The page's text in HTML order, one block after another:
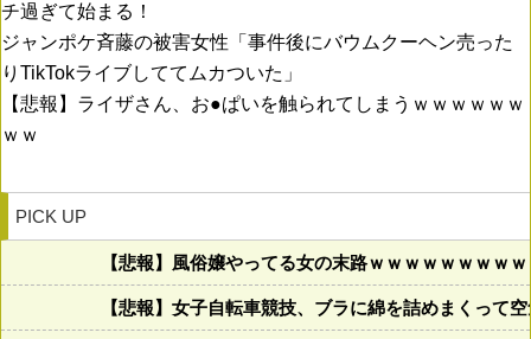
チ過ぎて始まる！
ジャンポケ斉藤の被害女性「事件後にバウムクーヘン売った
りTikTokライブしててムカついた」
【悲報】ライザさん、お●ぱいを触られてしまうｗｗｗｗｗｗ
ｗｗ
PICK UP
【悲報】風俗嬢やってる女の末路ｗｗｗｗｗｗｗｗ
【悲報】女子自転車競技、ブラに綿を詰めまくって